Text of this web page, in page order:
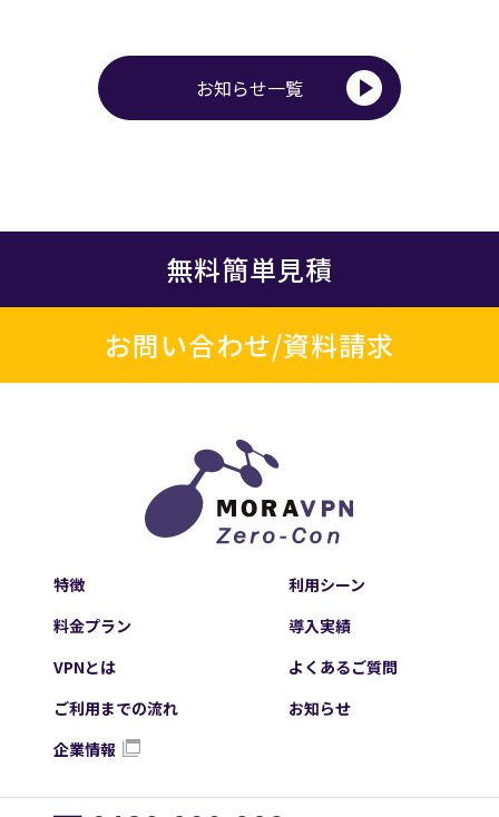
お知らせ一覧
無料簡単見積
お問い合わせ/資料請求
特徴
利用シーン
料金プラン
導入実績
VPNとは
よくあるご質問
ご利用までの流れ
お知らせ
企業情報